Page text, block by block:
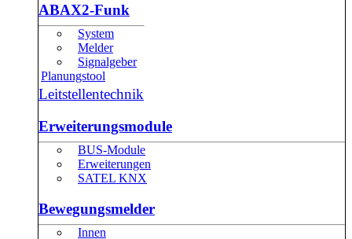
ABAX2-Funk
System
Melder
Signalgeber
Planungstool
Leitstellentechnik
Erweiterungsmodule
BUS-Module
Erweiterungen
SATEL KNX
Bewegungsmelder
Innen